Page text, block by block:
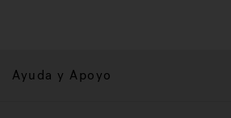
Ayuda y Apoyo